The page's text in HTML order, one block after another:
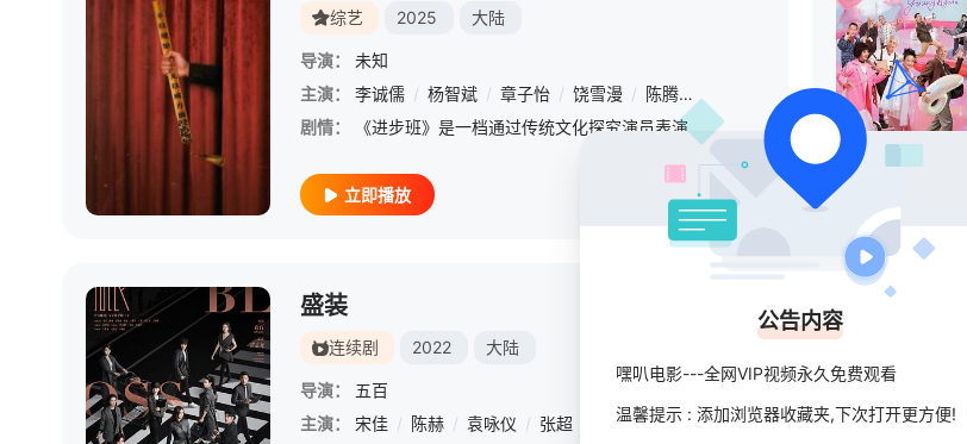
综艺 2025 大陆
导演：
未知
主演：
李诚儒 / 杨智斌 / 章子怡 / 饶雪漫 / 陈腾跃 雷澍 / 刘胤君 / 李奕臻
剧情：
立即播放
盛装
连续剧 2022 大陆
导演：
五百
主演：
宋佳 / 陈赫 / 袁咏仪 / 张超 王耀庆 / 宋祖儿 / 林永健 / 王龙正 / 李诚儒 /
公告内容
嘿叭电影---全网VIP视频永久免费观看
温馨提示 : 添加浏览器收藏夹,下次打开更方便!